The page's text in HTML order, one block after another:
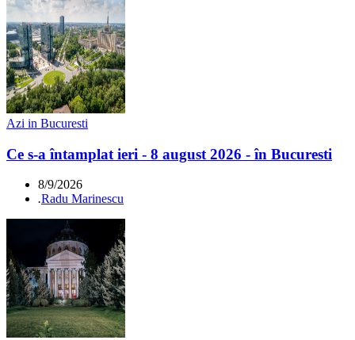
Azi in Bucuresti
Ce s-a întamplat ieri - 8 august 2026 - în Bucuresti
8/9/2026
.Radu Marinescu